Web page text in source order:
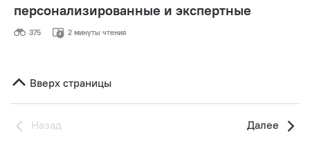
персонализированные и экспертные
375 2 минуты чтения
Вверх страницы
Назад Далее